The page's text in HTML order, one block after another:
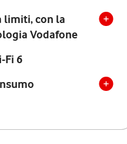
limiti, con la
Vodafone
Fi 6